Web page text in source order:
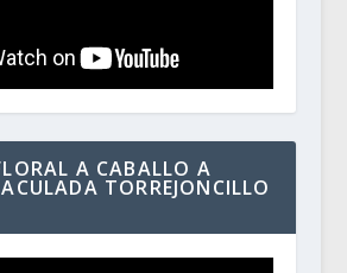
A CABALLO A
TORREJONCILLO